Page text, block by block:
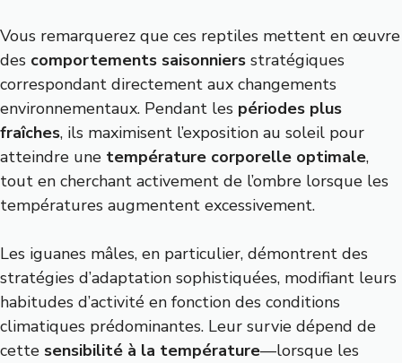
Vous remarquerez que ces reptiles mettent en œuvre
des comportements saisonniers stratégiques
correspondant directement aux changements
environnementaux. Pendant les périodes plus
fraîches, ils maximisent l’exposition au soleil pour
atteindre une température corporelle optimale,
tout en cherchant activement de l’ombre lorsque les
températures augmentent excessivement.
Les iguanes mâles, en particulier, démontrent des
stratégies d’adaptation sophistiquées, modifiant leurs
habitudes d’activité en fonction des conditions
climatiques prédominantes. Leur survie dépend de
cette sensibilité à la température—lorsque les